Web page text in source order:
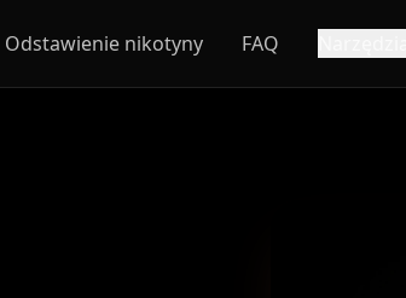
Odstawienie nikotyny FAQ